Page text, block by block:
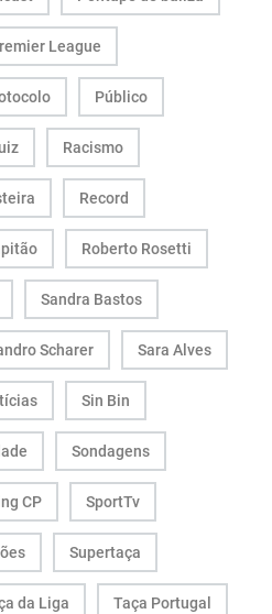
League
Público
Racismo
Record
Roberto Rosetti
Sandra Bastos
Scharer Sara Alves
Sin Bin
Sondagens
CP SportTv
Supertaça
da Liga Taça Portugal